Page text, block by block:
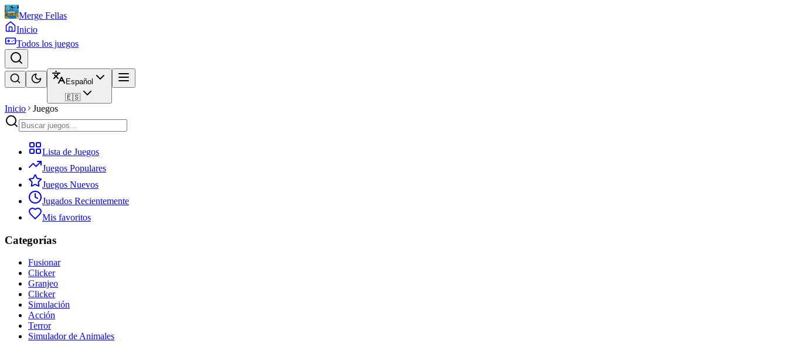
Merge Fellas
Inicio
Todos los juegos
Español
🇪🇸
Inicio Juegos
Lista de Juegos
Juegos Populares
Juegos Nuevos
Jugados Recientemente
Mis favoritos
Categorías
Fusionar
Clicker
Granjeo
Clicker
Simulación
Acción
Terror
Simulador de Animales